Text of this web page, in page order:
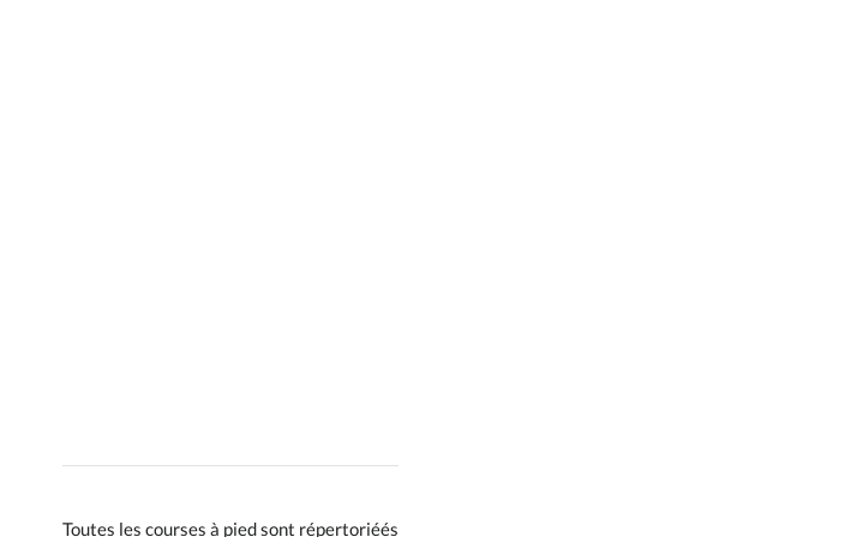
Toutes les courses à pied sont répertoriéés